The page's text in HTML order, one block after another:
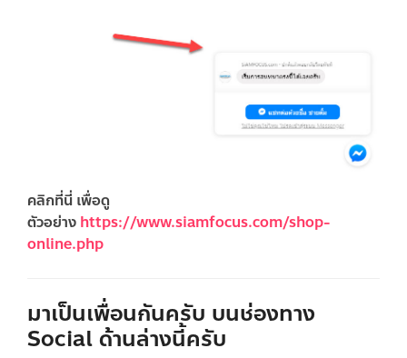
คลิกที่นี่ เพื่อดู
ตัวอย่าง https://www.siamfocus.com/shop-
online.php
มาเป็นเพื่อนกันครับ บนช่องทาง
Social ด้านล่างนี้ครับ